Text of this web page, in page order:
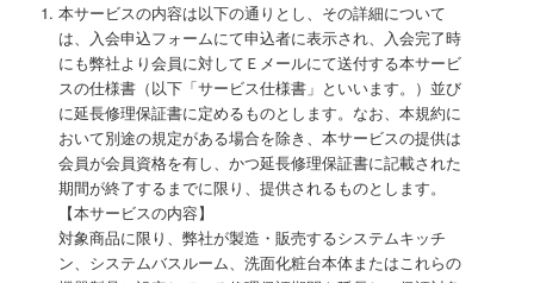
本サービスの内容は以下の通りとし、その詳細について
は、入会申込フォームにて申込者に表示され、入会完了時
にも弊社より会員に対してＥメールにて送付する本サービ
スの仕様書（以下「サービス仕様書」といいます。）並び
に延長修理保証書に定めるものとします。なお、本規約に
おいて別途の規定がある場合を除き、本サービスの提供は
会員が会員資格を有し、かつ延長修理保証書に記載された
期間が終了するまでに限り、提供されるものとします。
【本サービスの内容】
対象商品に限り、弊社が製造・販売するシステムキッチ
ン、システムバスルーム、洗面化粧台本体またはこれらの